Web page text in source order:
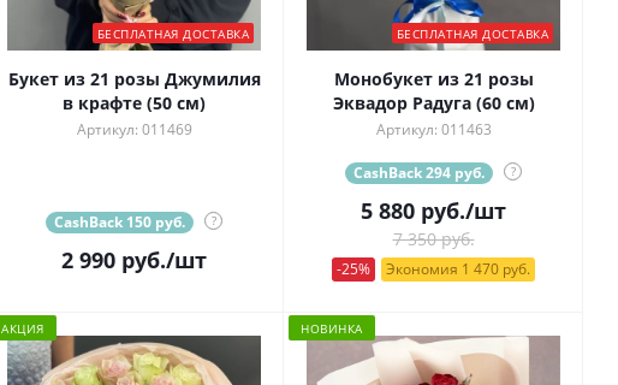
БЕСПЛАТНАЯ ДОСТАВКА
Букет из 21 розы Джумилия
в крафте (50 см)
Артикул: 011469
CashBack 150 руб. ?
2 990 руб./шт
БЕСПЛАТНАЯ ДОСТАВКА
Монобукет из 21 розы
Эквадор Радуга (60 см)
Артикул: 011463
CashBack 294 руб. ?
5 880 руб./шт
7 350 руб.
-25% Экономия 1 470 руб.
АКЦИЯ НОВИНКА